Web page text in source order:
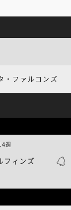
・ファルコンズ
フィンズ
週